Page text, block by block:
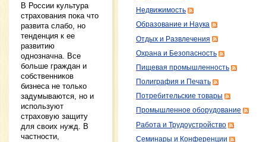
В России культура
страхования пока что
развита слабо, но
тенденция к ее
развитию
однозначна. Все
больше граждан и
собственников
бизнеса не только
задумываются, но и
используют
страховую защиту
для своих нужд. В
частности,
Недвижимость
Образование и Наука
Отдых и Развлечения
Охрана и Безопасность
Пищевая промышленность
Полиграфия и Печать
Потребительские товары
Промышленное оборудование
Работа и Трудоустройство
Семинары и Конференции